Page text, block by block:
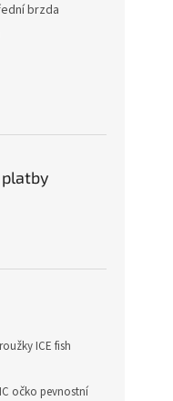
brzda
ICE fish
očko pevnostní